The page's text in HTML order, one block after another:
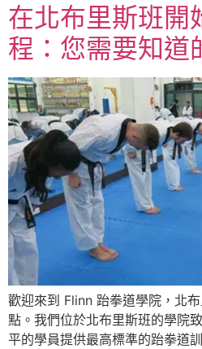
在北布里斯班開
程：您需要知道
歡迎來到 Flinn 跆拳道學院，北
點。我們位於北布里斯班的學院
平的學員提供最高標準的跆拳道